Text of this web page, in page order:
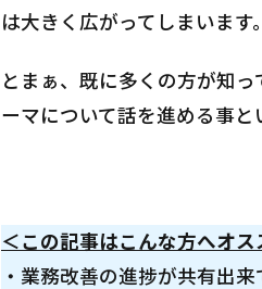
は大きく広がってしまいます。
とまぁ、既に多くの方が知
ーマについて話を進める事と
＜この記事はこんな方へオス
・業務改善の進捗が共有出